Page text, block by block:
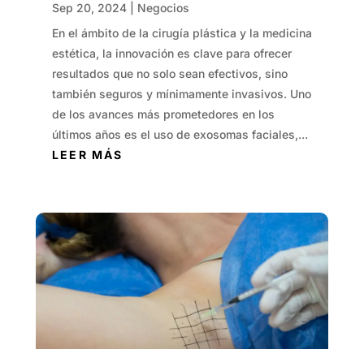
Sep 20, 2024| Negocios
En el ámbito de la cirugía plástica y la medicina
estética, la innovación es clave para ofrecer
resultados que no solo sean efectivos, sino
también seguros y mínimamente invasivos. Uno
de los avances más prometedores en los
últimos años es el uso de exosomas faciales,...
LEER MÁS